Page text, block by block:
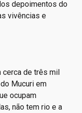
da
busca por uma
vivências e
cerca de três mil